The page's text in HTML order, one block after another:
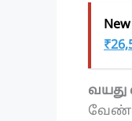
வயது